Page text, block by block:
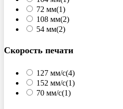
72 мм(1)
108 мм(2)
54 мм(2)
Скорость печати
127 мм/с(4)
152 мм/с(1)
70 мм/с(1)